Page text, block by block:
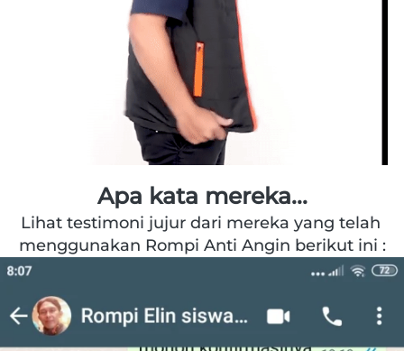
Apa kata mereka...
Lihat testimoni jujur dari mereka yang telah
menggunakan Rompi Anti Angin berikut ini :​